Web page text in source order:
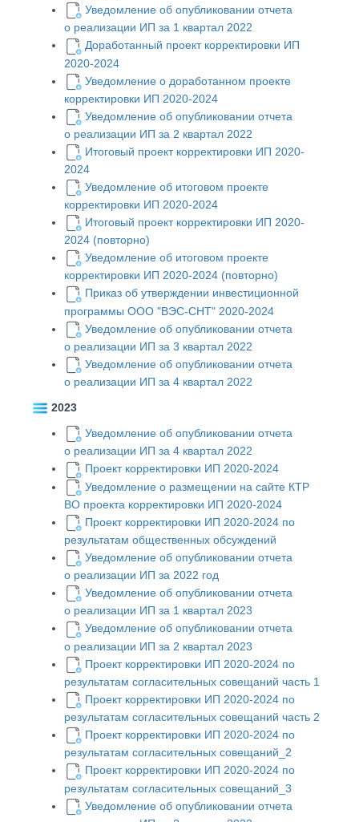
Уведомление об опубликовании отчета
о реализации ИП за 1 квартал 2022
Доработанный проект корректировки ИП
2020-2024
Уведомление о доработанном проекте
корректировки ИП 2020-2024
Уведомление об опубликовании отчета
о реализации ИП за 2 квартал 2022
Итоговый проект корректировки ИП 2020-
2024
Уведомление об итоговом проекте
корректировки ИП 2020-2024
Итоговый проект корректировки ИП 2020-
2024 (повторно)
Уведомление об итоговом проекте
корректировки ИП 2020-2024 (повторно)
Приказ об утверждении инвестиционной
программы ООО "ВЭС-СНТ" 2020-2024
Уведомление об опубликовании отчета
о реализации ИП за 3 квартал 2022
Уведомление об опубликовании отчета
о реализации ИП за 4 квартал 2022
2023
Уведомление об опубликовании отчета
о реализации ИП за 4 квартал 2022
Проект корректировки ИП 2020-2024
Уведомление о размещении на сайте КТР
ВО проекта корректировки ИП 2020-2024
Проект корректировки ИП 2020-2024 по
результатам общественных обсуждений
Уведомление об опубликовании отчета
о реализации ИП за 2022 год
Уведомление об опубликовании отчета
о реализации ИП за 1 квартал 2023
Уведомление об опубликовании отчета
о реализации ИП за 2 квартал 2023
Проект корректировки ИП 2020-2024 по
результатам согласительных совещаний часть 1
Проект корректировки ИП 2020-2024 по
результатам согласительных совещаний часть 2
Проект корректировки ИП 2020-2024 по
результатам согласительных совещаний_2
Проект корректировки ИП 2020-2024 по
результатам согласительных совещаний_3
Уведомление об опубликовании отчета